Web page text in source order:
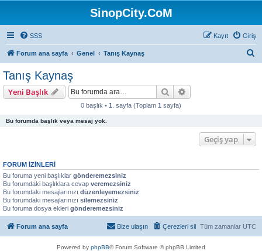
SinopCity.CoM
SSS Giriş
Kayıt
Forum ana sayfa Genel Tanış Kaynaş
Tanış Kaynaş
Yeni Başlık Ara
0 başlık • 1 . sayfa (Toplam 1 sayfa)
Bu forumda başlık veya mesaj yok.
Geçiş yap
FORUM IZINLERI
Bu foruma yeni başlıklar gönderemezsiniz
Bu forumdaki başlıklara cevap veremezsiniz
Bu forumdaki mesajlarınızı düzenleyemezsiniz
Bu forumdaki mesajlarınızı silemezsiniz
Bu foruma dosya ekleri gönderemezsiniz
Forum ana sayfa Tüm zamanlar UTC
Çerezleri sil
Bize ulaşın
Powered by phpBB® Forum Software © phpBB Limited